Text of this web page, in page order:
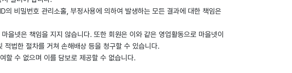
비밀번호 관리소홀, 부정사용에 의하여 발생하는 모든 결과에 대한 책임은
넷은 책임을 지지 않습니다. 또한 회원은 이와 같은 영업활동으로 마을넷이
법한 절차를 거쳐 손해배상 등을 청구할 수 있습니다.
할 수 없으며 이를 담보로 제공할 수 없습니다.